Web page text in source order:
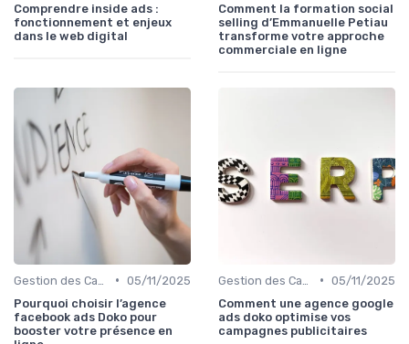
Comprendre inside ads :
fonctionnement et enjeux
dans le web digital
Comment la formation social
selling d’Emmanuelle Petiau
transforme votre approche
commerciale en ligne
• 05/11/2025
Pourquoi choisir l’agence
facebook ads Doko pour
booster votre présence en
• 05/11/2025
Comment une agence google
ads doko optimise vos
campagnes publicitaires